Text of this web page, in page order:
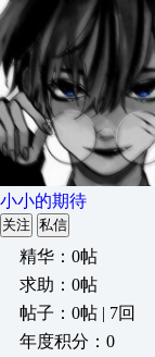
小小的期待
关注 私信
精华：0帖
求助：0帖
帖子：0帖 | 7回
年度积分：0